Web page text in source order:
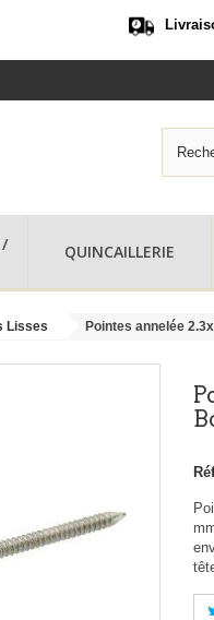
/ QUINCAILLERIE
Lisses Pointes annelée